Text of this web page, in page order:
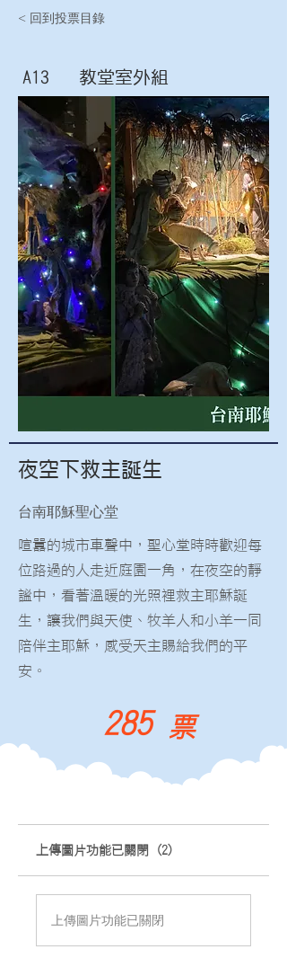
< 回到投票目錄
A13 教堂室外組
夜空下救主誕生
台南耶穌聖心堂
喧囂的城市車聲中，聖心堂時時歡迎每
位路過的人走近庭園一角，在夜空的靜
謐中，看著溫暖的光照裡救主耶穌誕
生，讓我們與天使、牧羊人和小羊一同
陪伴主耶穌，感受天主賜給我們的平
安。
285 票
上傳圖片功能已關閉 (2)
上傳圖片功能已關閉